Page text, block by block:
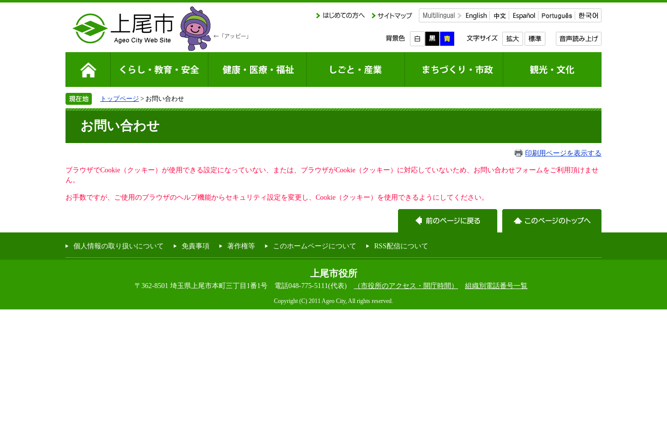
トップページ > お問い合わせ
お問い合わせ
印刷用ページを表示する
ブラウザでCookie（クッキー）が使用できる設定になっていない、または、ブラウザがCookie（クッキー）に対応していないため、お問い合わせフォームをご利用頂けませ
ん。
お手数ですが、ご使用のブラウザのヘルプ機能からセキュリティ設定を変更し、Cookie（クッキー）を使用できるようにしてください。
個人情報の取り扱いについて 免責事項 著作権等 このホームページについて RSS配信について
上尾市役所
〒362-8501 埼玉県上尾市本町三丁目1番1号 電話048-775-5111(代表) （市役所のアクセス・開庁時間） 組織別電話番号一覧
Copyright (C) 2011 Ageo City, All rights reserved.